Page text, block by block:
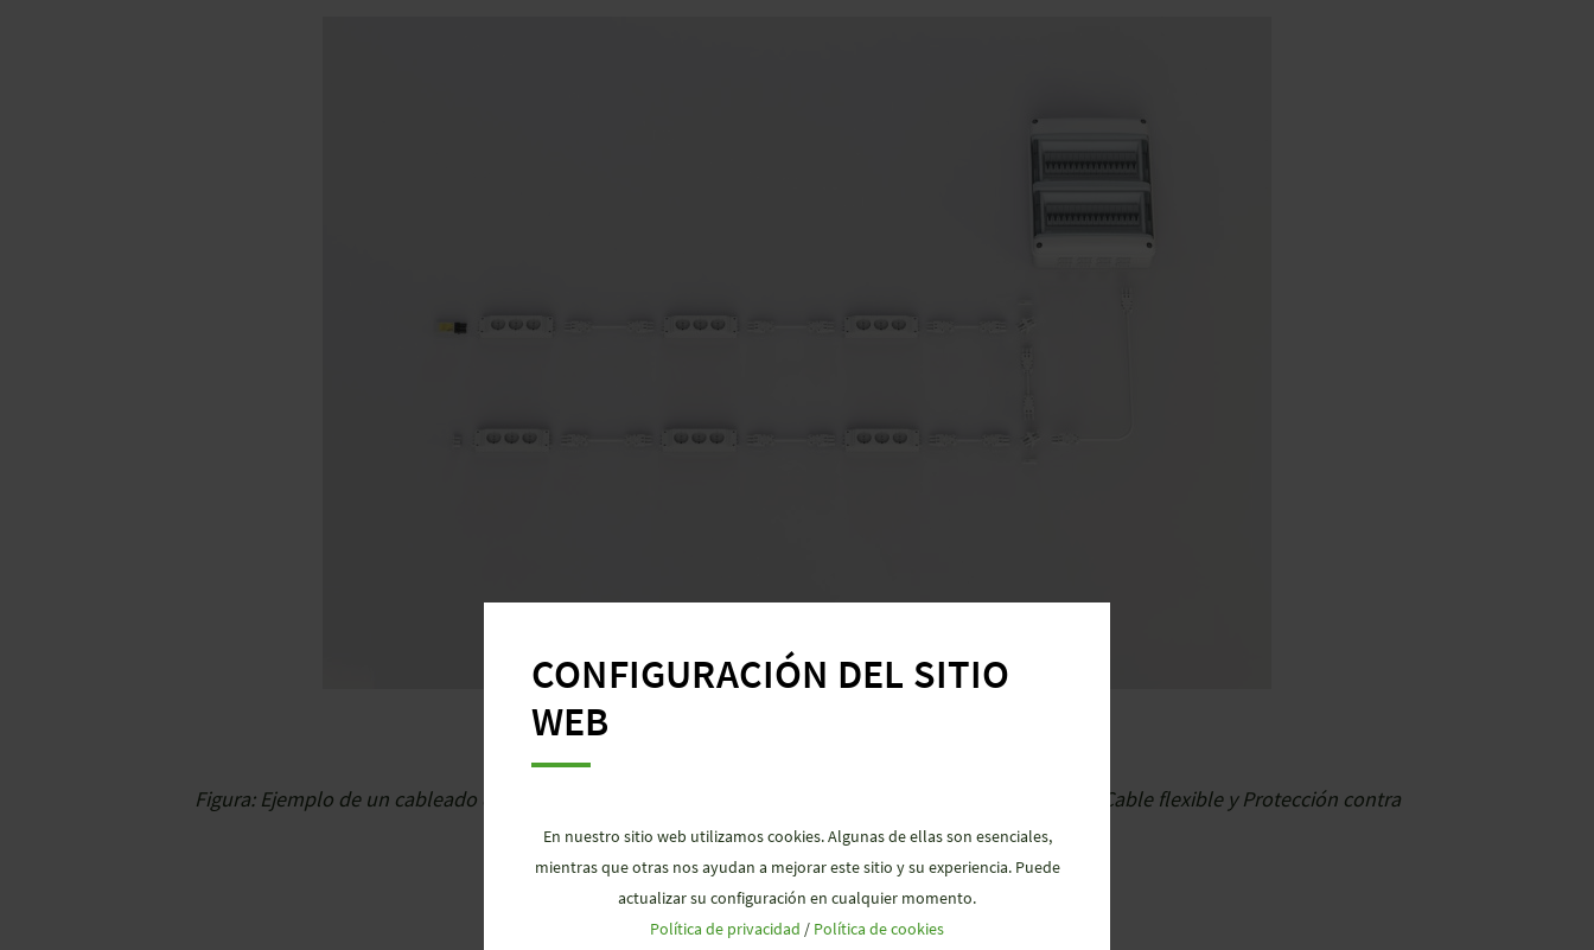
Figura: Ejemplo de un cableado de estantería enchufable con protección descentralizada, tendido de Cable flexible y Protección contra
sobretensión Integrado.
CONFIGURACIÓN DEL SITIO
WEB
En nuestro sitio web utilizamos cookies. Algunas de ellas son esenciales,
mientras que otras nos ayudan a mejorar este sitio y su experiencia. Puede
actualizar su configuración en cualquier momento.
Política de privacidad / Política de cookies